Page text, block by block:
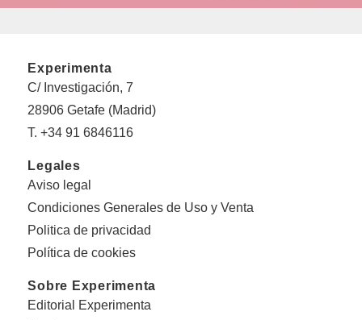
Experimenta
C/ Investigación, 7
28906 Getafe (Madrid)
T. +34 91 6846116
Legales
Aviso legal
Condiciones Generales de Uso y Venta
Politica de privacidad
Política de cookies
Sobre Experimenta
Editorial Experimenta